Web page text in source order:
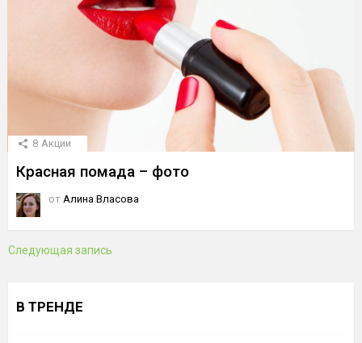
8 Акции
Красная помада – фото
от Алина Власова
Следующая запись
В ТРЕНДЕ